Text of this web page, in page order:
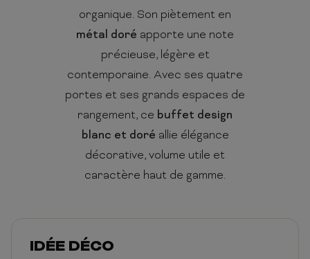
organique. Son piètement en
métal doré apporte une note
précieuse, légère et
contemporaine. Avec ses quatre
portes et ses grands espaces de
rangement, ce buffet design
blanc et doré allie élégance
décorative, volume utile et
caractère haut de gamme.
IDÉE DÉCO